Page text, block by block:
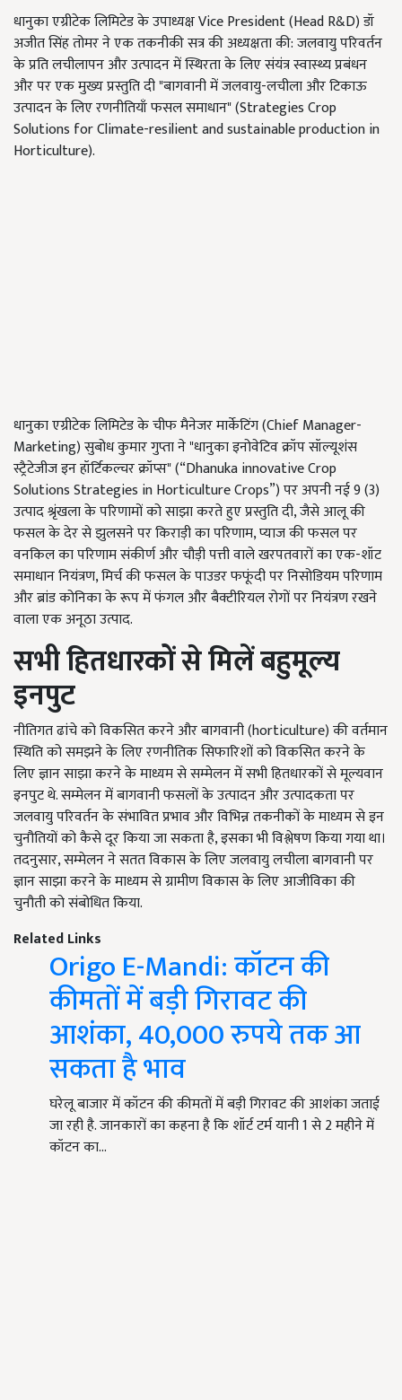
धानुका एग्रीटेक लिमिटेड के उपाध्यक्ष Vice President (Head R&D) डॉ
अजीत सिंह तोमर ने एक तकनीकी सत्र की अध्यक्षता की: जलवायु परिवर्तन
के प्रति लचीलापन और उत्पादन में स्थिरता के लिए संयंत्र स्वास्थ्य प्रबंधन
और पर एक मुख्य प्रस्तुति दी "बागवानी में जलवायु-लचीला और टिकाऊ
उत्पादन के लिए रणनीतियाँ फसल समाधान" (Strategies Crop
Solutions for Climate-resilient and sustainable production in
Horticulture).
धानुका एग्रीटेक लिमिटेड के चीफ मैनेजर मार्केटिंग (Chief Manager-
Marketing) सुबोध कुमार गुप्ता ने "धानुका इनोवेटिव क्रॉप सॉल्यूशंस
स्ट्रैटेजीज इन हॉर्टिकल्चर क्रॉप्स" (“Dhanuka innovative Crop
Solutions Strategies in Horticulture Crops”) पर अपनी नई 9 (3)
उत्पाद श्रृंखला के परिणामों को साझा करते हुए प्रस्तुति दी, जैसे आलू की
फसल के देर से झुलसने पर किराड़ी का परिणाम, प्याज की फसल पर
वनकिल का परिणाम संकीर्ण और चौड़ी पत्ती वाले खरपतवारों का एक-शॉट
समाधान नियंत्रण, मिर्च की फसल के पाउडर फफूंदी पर निसोडियम परिणाम
और ब्रांड कोनिका के रूप में फंगल और बैक्टीरियल रोगों पर नियंत्रण रखने
वाला एक अनूठा उत्पाद.
सभी हितधारकों सेमिलेंबहुमूल्य
इनपुट
नीतिगत ढांचे को विकसित करने और बागवानी (horticulture) की वर्तमान
स्थिति को समझने के लिए रणनीतिक सिफारिशों को विकसित करने के
लिए ज्ञान साझा करने के माध्यम से सम्मेलन में सभी हितधारकों से मूल्यवान
इनपुट थे. सम्मेलन में बागवानी फसलों के उत्पादन और उत्पादकता पर
जलवायु परिवर्तन के संभावित प्रभाव और विभिन्न तकनीकों के माध्यम से इन
चुनौतियों को कैसे दूर किया जा सकता है, इसका भी विश्लेषण किया गया था।
तदनुसार, सम्मेलन ने सतत विकास के लिए जलवायु लचीला बागवानी पर
ज्ञान साझा करने के माध्यम से ग्रामीण विकास के लिए आजीविका की
चुनौती को संबोधित किया.
Related Links
Origo E-Mandi: कॉटन की
कीमतों में बड़ी गिरावट की
आशंका, 40,000 रुपये तक आ
सकता है भाव
घरेलू बाजार में कॉटन की कीमतों में बड़ी गिरावट की आशंका जताई
जा रही है. जानकारों का कहना है कि शॉर्ट टर्म यानी 1 से 2 महीने में
कॉटन का…